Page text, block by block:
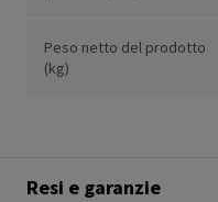
Peso netto del prodotto
(kg)
Resi e garanzie